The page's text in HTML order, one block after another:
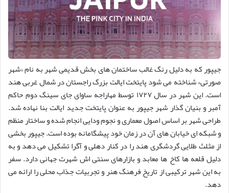
جیپور که به دلیل رنگ غالب ساختمان های بخش قدیمی شهر به نام «شهر
صورتی» شناخته می شود پایتخت ایالت بزرگ راجستان در شمال غربی هند
است. این شهر در سال ۱۷۲۷ توسط مهاراجه ساوای جای سینگ دوم حاکم
آمبر و بنیان گذار شهر جیپور به عنوان پایتخت جدید ایالت بنا نهاده شد.
طراحی شهر بر اساس اصول معماری و نجوم ودایی انجام شده و ساختار منظم
و شبکه ای خیابان های آن در زمان خود پیشگامانه بوده است. جیپور بخشی
از مثلث طلایی گردشگری هند را در کنار دهلی و آگرا تشکیل می دهد و به
دلیل قلعه ها کاخ ها معابد و بازارهای سنتی اش شهرت جهانی دارد. سفر
به این شهر ترکیبی از تاریخ فرهنگ هنر و تجربیات جذاب محلی را ارائه می
دهد.